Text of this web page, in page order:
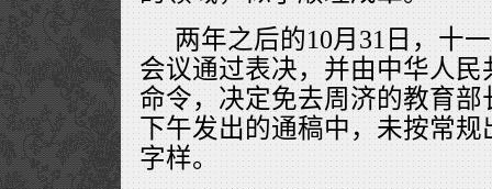
两年之后的10月31日，十
会议通过表决，并由中华人
命令，决定免去周济的教育
下午发出的通稿中，未按常规
字样。